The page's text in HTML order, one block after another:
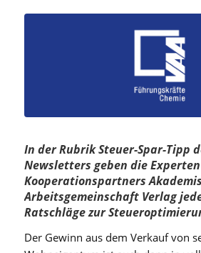
In der Rubrik Steuer-Spar-Tipp
Newsletters geben die Experten
Kooperationspartners
Arbeitsgemeinschaft Verlag
Ratschläge zur
Der Gewinn aus dem Verkauf von